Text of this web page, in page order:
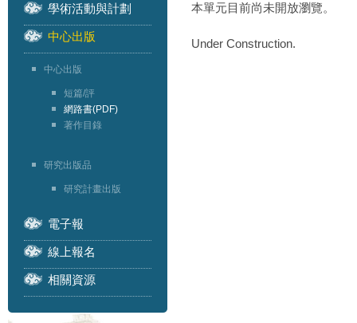
學術活動與計劃
中心出版
中心出版
短篇/評
網路書(PDF)
著作目錄
研究出版品
研究計畫出版
電子報
線上報名
相關資源
本單元目前尚未開放瀏覽。
Under Construction.